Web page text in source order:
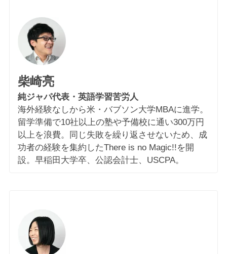
柴崎亮
純ジャパ代表・英語学習苦労人
海外経験なしから米・バブソン大学MBAに進学。
留学準備で10社以上の塾や予備校に通い300万円
以上を浪費。同じ失敗を繰り返させないため、成
功者の経験を集約したThere is no Magic!!を開
設。早稲田大学卒、公認会計士、USCPA。